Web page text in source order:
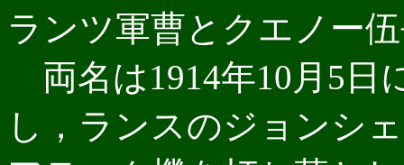
ランツ軍曹とクエノー
両名は1914年10月5日
し，ランスのジョンシ